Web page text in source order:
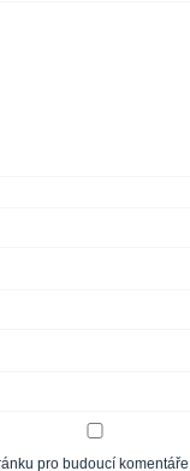
pro budoucí